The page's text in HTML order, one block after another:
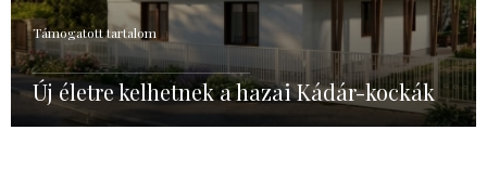
Támogatott tartalom
Új életre kelhetnek a hazai Kádár-kockák